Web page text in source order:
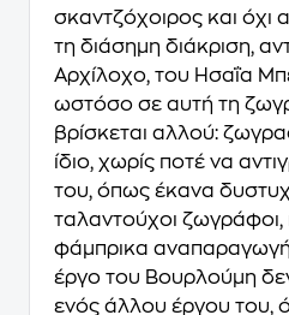
σκαντζόχοιρος και
τη διάσημη διάκριση,
Αρχίλοχο, του Ησαΐα
ωστόσο σε αυτή τη
βρίσκεται αλλού:
ίδιο, χωρίς ποτέ να
του, όπως έκανα
ταλαντούχοι ζωγράφοι,
φάμπρικα
έργο του Βουρλούμη
ενός άλλου έργου του,